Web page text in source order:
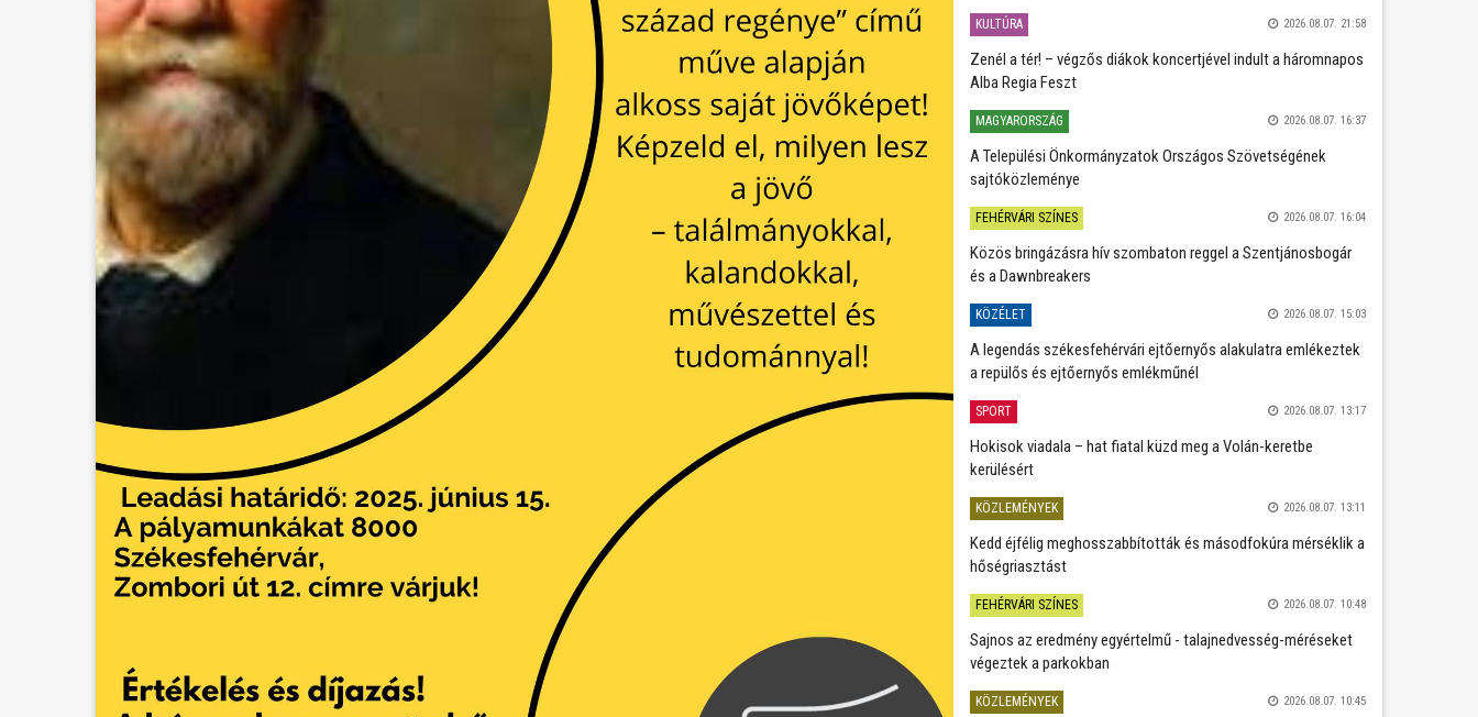
KULTÚRA 2026.08.07. 21:58
Zenél a tér! – végzős diákok koncertjével indult a háromnapos
Alba Regia Feszt
MAGYARORSZÁG 2026.08.07. 16:37
A Települési Önkormányzatok Országos Szövetségének
sajtóközleménye
FEHÉRVÁRI SZÍNES 2026.08.07. 16:04
Közös bringázásra hív szombaton reggel a Szentjánosbogár
és a Dawnbreakers
KÖZÉLET 2026.08.07. 15:03
A legendás székesfehérvári ejtőernyős alakulatra emlékeztek
a repülős és ejtőernyős emlékműnél
SPORT 2026.08.07. 13:17
Hokisok viadala – hat fiatal küzd meg a Volán-keretbe
kerülésért
KÖZLEMÉNYEK 2026.08.07. 13:11
Kedd éjfélig meghosszabbították és másodfokúra mérséklik a
hőségriasztást
FEHÉRVÁRI SZÍNES 2026.08.07. 10:48
Sajnos az eredmény egyértelmű - talajnedvesség-méréseket
végeztek a parkokban
KÖZLEMÉNYEK 2026.08.07. 10:45